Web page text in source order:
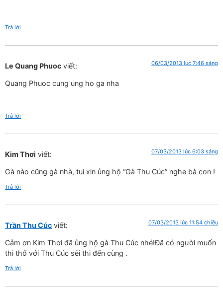
Trả lời
Le Quang Phuoc viết: 06/03/2013 lúc 7:46 sáng
Quang Phuoc cung ung ho ga nha
Trả lời
Kim Thơi viết: 07/03/2013 lúc 6:03 sáng
Gà nào cũng gà nhà, tui xin ủng hộ “Gà Thu Cúc” nghe bà con !
Trả lời
Trần Thu Cúc viết: 07/03/2013 lúc 11:54 chiều
Cảm ơn Kim Thơi đã ủng hộ gà Thu Cúc nhé!Đã có người muốn
thi thố với Thu Cúc sẽi thi đến cùng .
Trả lời